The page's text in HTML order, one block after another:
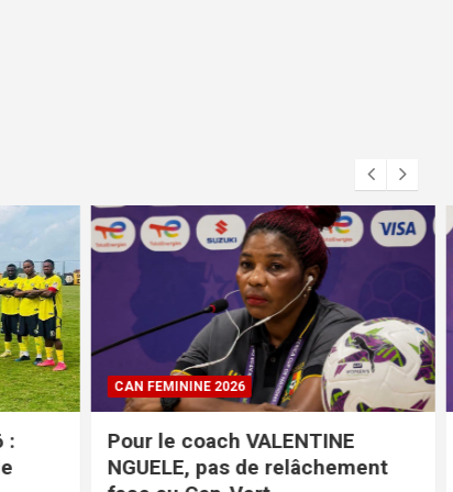
CAN FEMININE 2026
Pour le coach VALENTINE
NGUELE, pas de relâchement